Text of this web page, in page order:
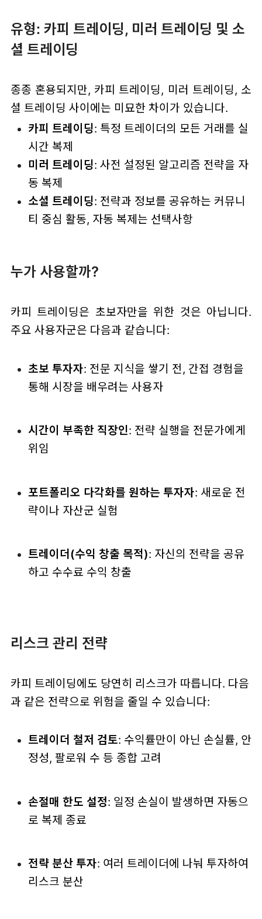
유형: 카피 트레이딩, 미러 트레이딩 및 소
셜 트레이딩
종종 혼용되지만, 카피 트레이딩, 미러 트레이딩, 소
셜 트레이딩 사이에는 미묘한 차이가 있습니다.
카피 트레이딩: 특정 트레이더의 모든 거래를 실
시간 복제
미러 트레이딩: 사전 설정된 알고리즘 전략을 자
동 복제
소셜 트레이딩: 전략과 정보를 공유하는 커뮤니
티 중심 활동, 자동 복제는 선택사항
누가 사용할까?
카피 트레이딩은 초보자만을 위한 것은 아닙니다.
주요 사용자군은 다음과 같습니다:
초보 투자자: 전문 지식을 쌓기 전, 간접 경험을
통해 시장을 배우려는 사용자
시간이 부족한 직장인: 전략 실행을 전문가에게
위임
포트폴리오 다각화를 원하는 투자자: 새로운 전
략이나 자산군 실험
트레이더(수익 창출 목적): 자신의 전략을 공유
하고 수수료 수익 창출
리스크 관리 전략
카피 트레이딩에도 당연히 리스크가 따릅니다. 다음
과 같은 전략으로 위험을 줄일 수 있습니다:
트레이더 철저 검토: 수익률만이 아닌 손실률, 안
정성, 팔로워 수 등 종합 고려
손절매 한도 설정: 일정 손실이 발생하면 자동으
로 복제 종료
전략 분산 투자: 여러 트레이더에 나눠 투자하여
리스크 분산